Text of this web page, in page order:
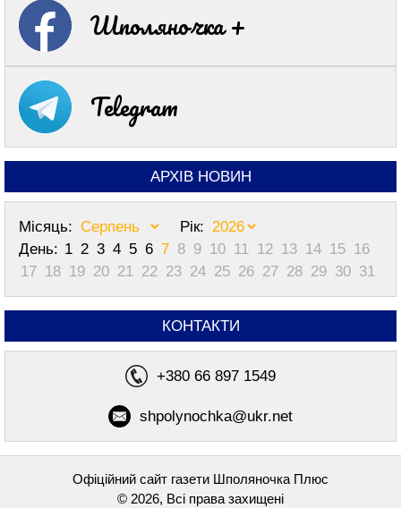
Шполяночка +
Telegram
АРХІВ НОВИН
Місяць:
Рік:
День: 1 2 3 4 5 6 7 8 9 10 11 12 13 14 15 16
17 18 19 20 21 22 23 24 25 26 27 28 29 30 31
КОНТАКТИ
+380 66 897 1549
shpolynochka@ukr.net
Офіційний сайт газети Шполяночка Плюс
© 2026, Всі права захищені